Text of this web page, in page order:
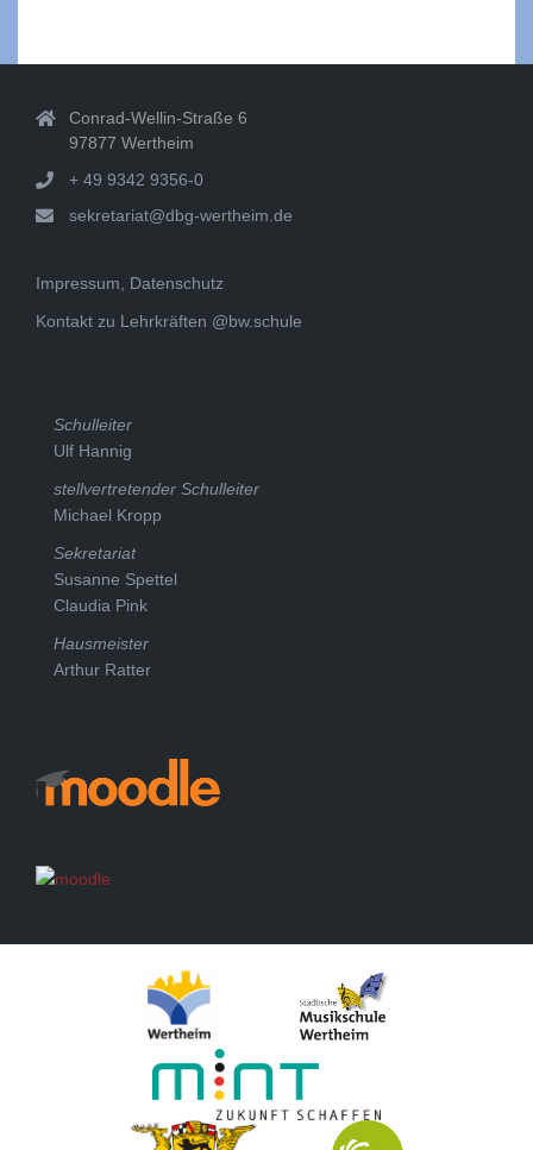
Conrad-Wellin-Straße 6
97877 Wertheim
+ 49 9342 9356-0
sekretariat@dbg-wertheim.de
Impressum, Datenschutz
Kontakt zu Lehrkräften @bw.schule
Schulleiter
Ulf Hannig
stellvertretender Schulleiter
Michael Kropp
Sekretariat
Susanne Spettel
Claudia Pink
Hausmeister
Arthur Ratter